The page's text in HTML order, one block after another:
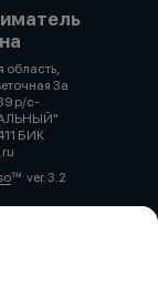
область,
3а
р/с-
БИК
ver. 3.2